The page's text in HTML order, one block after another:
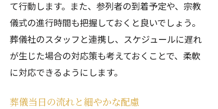
て行動します。また、参列者の到着予定や、宗教
儀式の進行時間も把握しておくと良いでしょう。
葬儀社のスタッフと連携し、スケジュールに遅れ
が生じた場合の対応策も考えておくことで、柔軟
に対応できるようにします。
葬儀当日の流れと細やかな配慮